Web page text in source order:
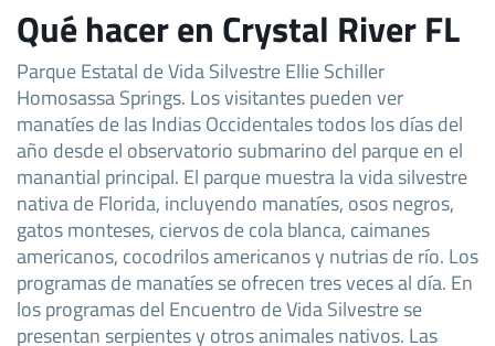
Qué hacer en Crystal River FL
Parque Estatal de Vida Silvestre Ellie Schiller
Homosassa Springs. Los visitantes pueden ver
manatíes de las Indias Occidentales todos los días del
año desde el observatorio submarino del parque en el
manantial principal. El parque muestra la vida silvestre
nativa de Florida, incluyendo manatíes, osos negros,
gatos monteses, ciervos de cola blanca, caimanes
americanos, cocodrilos americanos y nutrias de río. Los
programas de manatíes se ofrecen tres veces al día. En
los programas del Encuentro de Vida Silvestre se
presentan serpientes y otros animales nativos. Las